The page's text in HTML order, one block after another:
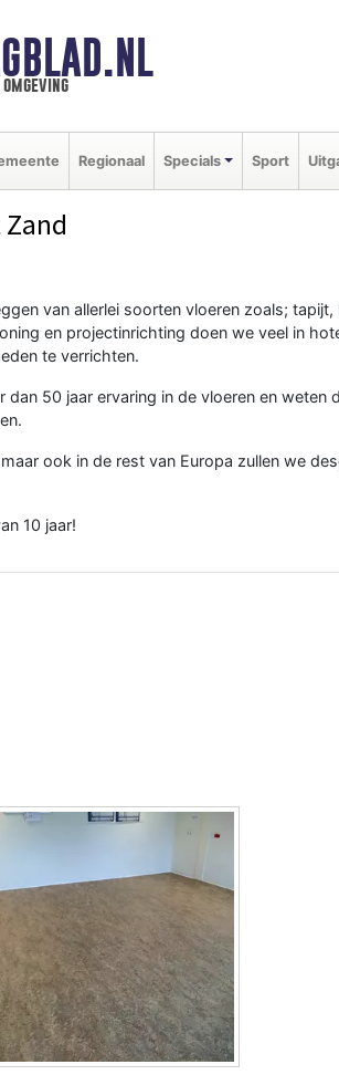
Regionaal Specials Sport
van allerlei soorten vloeren zoals; tapijt,
en projectinrichting doen we veel in
te verrichten.
dan 50 jaar ervaring in de vloeren en weten
ook in de rest van Europa zullen we
10 jaar!